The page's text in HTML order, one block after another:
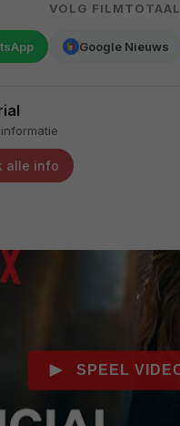
VOLG FILMTOTAAL
Google Nieuws
alle info